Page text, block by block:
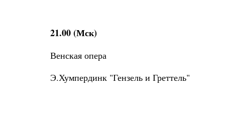
21.00 (Мск)
Венская опера
Э.Хумпердинк "Гензель и Греттель"